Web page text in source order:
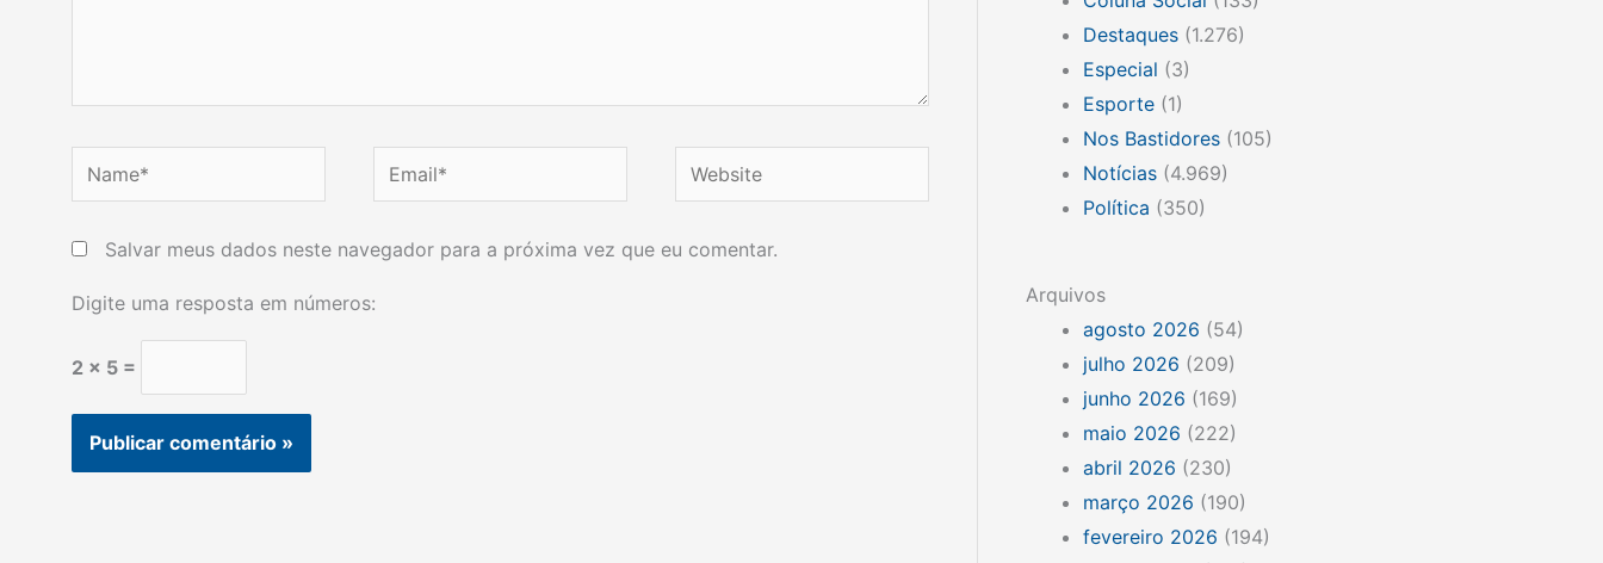
Name* Email* Website
Salvar meus dados neste navegador para a próxima vez que eu comentar.
Digite uma resposta em números:
2 × 5 =
Destaques (1.276)
Especial (3)
Esporte (1)
Nos Bastidores (105)
Notícias (4.969)
Política (350)
Arquivos
agosto 2026 (54)
julho 2026 (209)
junho 2026 (169)
maio 2026 (222)
abril 2026 (230)
março 2026 (190)
fevereiro 2026 (194)